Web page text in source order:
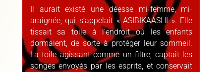
Il aurait existé une déesse mi-femme, mi-
araignée, qui s’appelait « ASIBIKAASHI ». Elle
tissait sa toile à l’endroit où les enfants
dormaient, de sorte à protéger leur sommeil.
La toile agissant comme un filtre, captait les
songes envoyés par les esprits, et conservait